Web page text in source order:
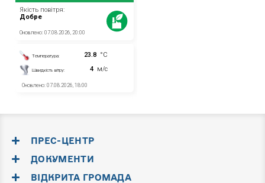
ПРЕС-ЦЕНТР
ДОКУМЕНТИ
ВІДКРИТА ГРОМАДА